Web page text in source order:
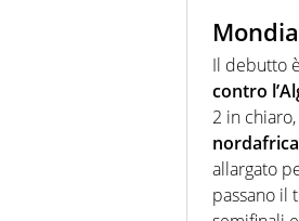
Il debutto
contro
2 in
allargato
passano il